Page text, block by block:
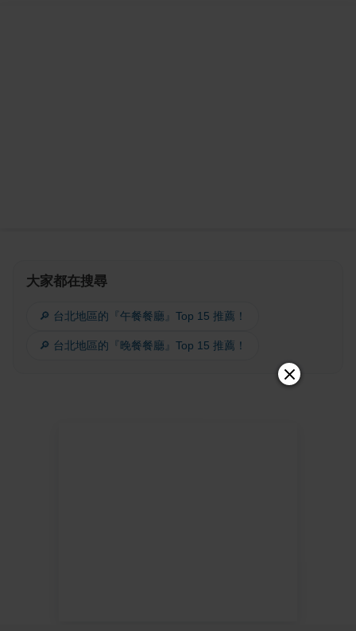
大家都在搜尋
🔎 台北地區的『午餐餐廳』Top 15 推薦！
🔎 台北地區的『晚餐餐廳』Top 15 推薦！